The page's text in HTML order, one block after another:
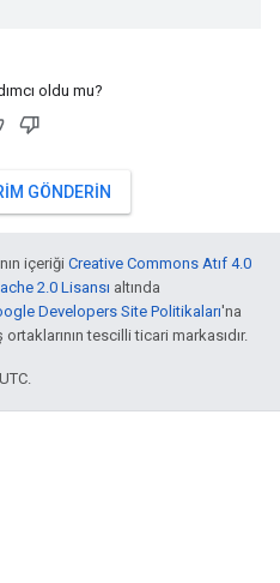
oldu mu?
GÖNDERIN
içeriği Creative Commons Atıf 4.0
2.0 Lisansı altında
Developers Site Politikaları'na
tescilli ticari markasıdır.